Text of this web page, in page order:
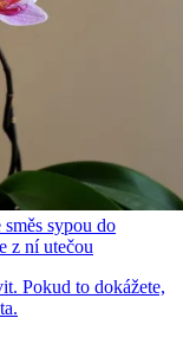
sypou do
z ní utečou
Pokud to dokážete,